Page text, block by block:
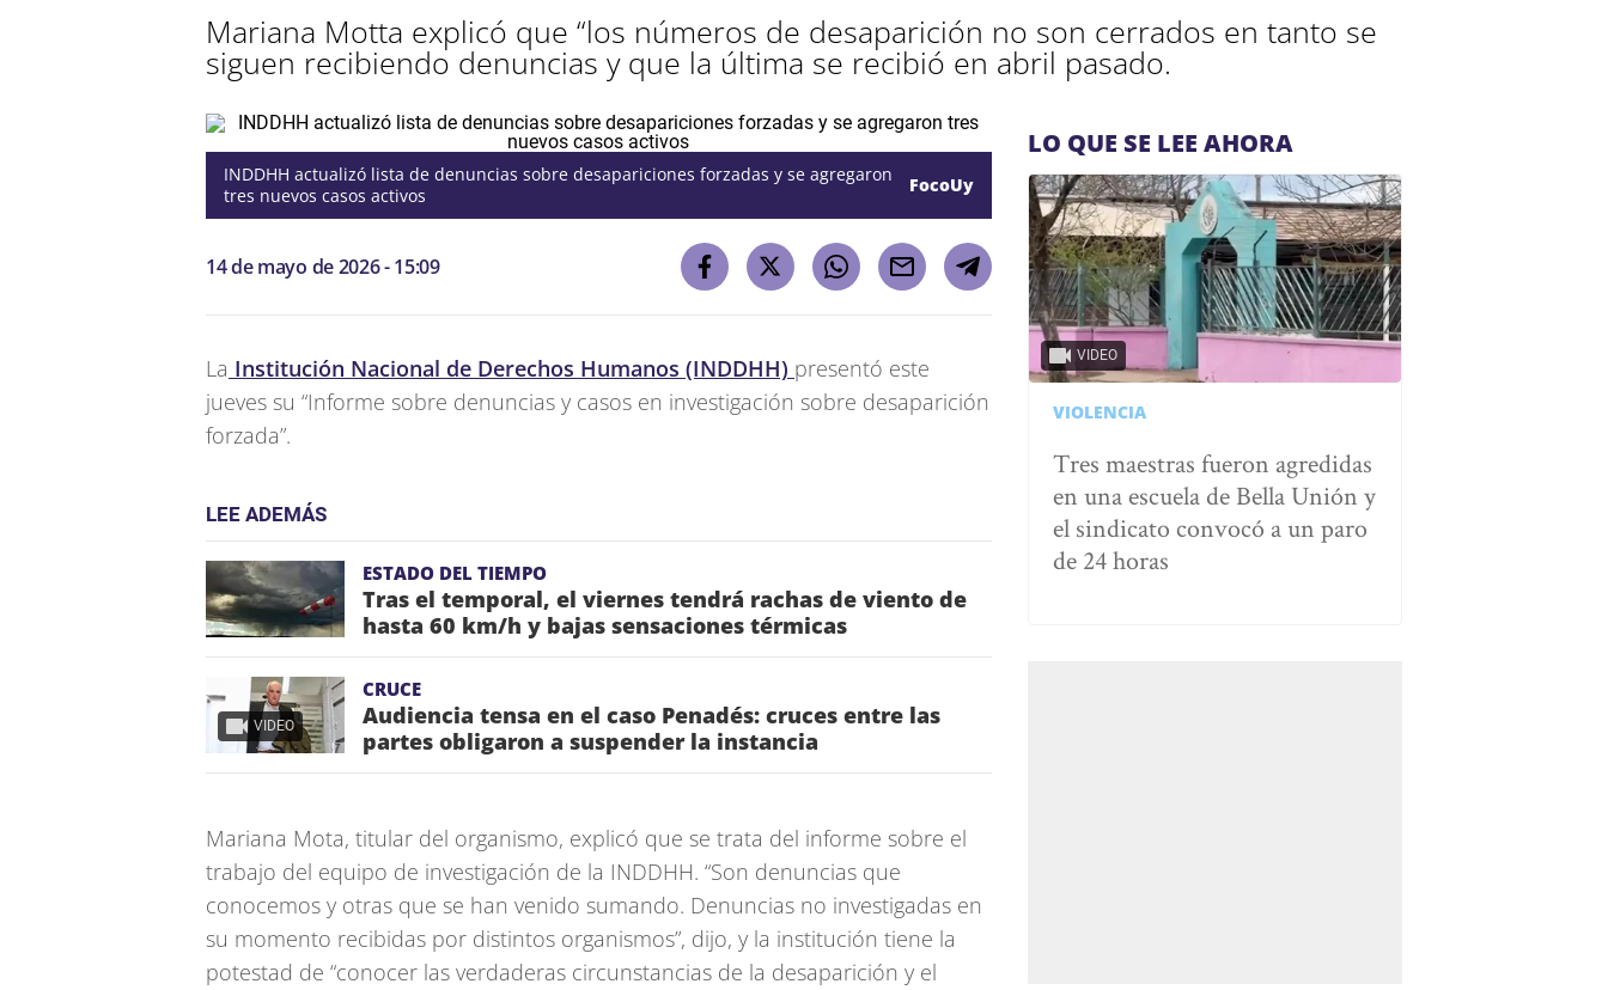
Mariana Motta explicó que “los números de desaparición no son cerrados en tanto se
siguen recibiendo denuncias y que la última se recibió en abril pasado.
INDDHH actualizó lista de denuncias sobre desapariciones forzadas y se agregaron
tres nuevos casos activos
FocoUy
14 de mayo de 2026 - 15:09
La Institución Nacional de Derechos Humanos (INDDHH) presentó este
jueves su “Informe sobre denuncias y casos en investigación sobre desaparición
forzada”.
LEE ADEMÁS
ESTADO DEL TIEMPO
Tras el temporal, el viernes tendrá rachas de viento de
hasta 60 km/h y bajas sensaciones térmicas
VIDEO
CRUCE
Audiencia tensa en el caso Penadés: cruces entre las
partes obligaron a suspender la instancia
Mariana Mota, titular del organismo, explicó que se trata del informe sobre el
trabajo del equipo de investigación de la INDDHH. “Son denuncias que
conocemos y otras que se han venido sumando. Denuncias no investigadas en
su momento recibidas por distintos organismos”, dijo, y la institución tiene la
potestad de “conocer las verdaderas circunstancias de la desaparición y el
LO QUE SE LEE AHORA
VIDEO
VIOLENCIA
Tres maestras fueron agredidas
en una escuela de Bella Unión y
el sindicato convocó a un paro
de 24 horas